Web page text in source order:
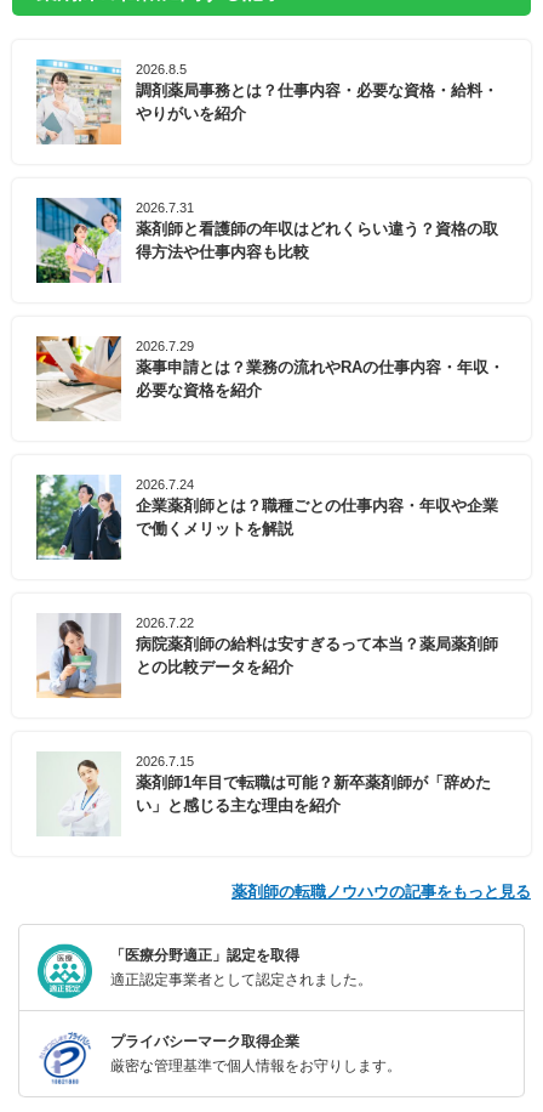
2026.8.5
調剤薬局事務とは？仕事内容・必要な資格・給料・
やりがいを紹介
2026.7.31
薬剤師と看護師の年収はどれくらい違う？資格の取
得方法や仕事内容も比較
2026.7.29
薬事申請とは？業務の流れやRAの仕事内容・年収・
必要な資格を紹介
2026.7.24
企業薬剤師とは？職種ごとの仕事内容・年収や企業
で働くメリットを解説
2026.7.22
病院薬剤師の給料は安すぎるって本当？薬局薬剤師
との比較データを紹介
2026.7.15
薬剤師1年目で転職は可能？新卒薬剤師が「辞めた
い」と感じる主な理由を紹介
薬剤師の転職ノウハウの記事をもっと見る
「医療分野適正」認定を取得
適正認定事業者として認定されました。
プライバシーマーク取得企業
厳密な管理基準で個人情報をお守りします。